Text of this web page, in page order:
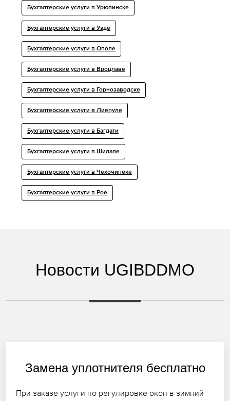
Бухгалтерские услуги в Урюпинске
Бухгалтерские услуги в Узде
Бухгалтерские услуги в Ополе
Бухгалтерские услуги в Вроцлаве
Бухгалтерские услуги в Горнозаводске
Бухгалтерские услуги в Лиепуле
Бухгалтерские услуги в Багдати
Бухгалтерские услуги в Шилале
Бухгалтерские услуги в Чехочинеке
Бухгалтерские услуги в Рое
Новости UGIBDDMO
Замена уплотнителя бесплатно
При заказе услуги по регулировке окон в зимний